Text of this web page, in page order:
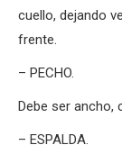
cuello, dejando
frente.
– PECHO.
Debe ser ancho,
– ESPALDA.